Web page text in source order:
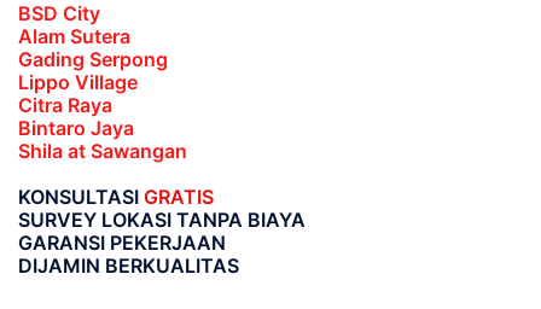
BSD City
Alam Sutera
Gading Serpong
Lippo Village
Citra Raya
Bintaro Jaya
Shila at Sawangan
KONSULTASI GRATIS
SURVEY LOKASI TANPA BIAYA
GARANSI PEKERJAAN
DIJAMIN BERKUALITAS